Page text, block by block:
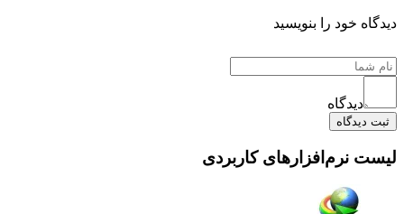
دیدگاه خود را بنویسید
دیدگاه
ثبت دیدگاه
لیست نرم‌افزارهای کاربردی